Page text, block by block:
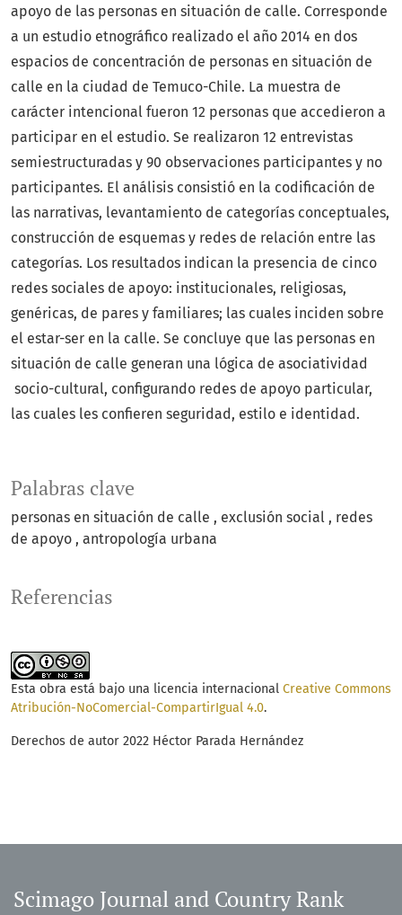
Palabras clave
personas en situación de calle exclusión social
redes
de apoyo
antropología urbana
apoyo de las personas en situación de calle. Corresponde
a un estudio etnográfico realizado el año 2014 en dos
espacios de concentración de personas en situación de
calle en la ciudad de Temuco-Chile. La muestra de
carácter intencional fueron 12 personas que accedieron a
participar en el estudio. Se realizaron 12 entrevistas
semiestructuradas y 90 observaciones participantes y no
participantes. El análisis consistió en la codificación de
las narrativas, levantamiento de categorías conceptuales,
construcción de esquemas y redes de relación entre las
categorías. Los resultados indican la presencia de cinco
redes sociales de apoyo: institucionales, religiosas,
genéricas, de pares y familiares; las cuales inciden sobre
el estar-ser en la calle. Se concluye que las personas en
situación de calle generan una lógica de asociatividad
socio-cultural, configurando redes de apoyo particular,
las cuales les confieren seguridad, estilo e identidad.
Referencias
Esta obra está bajo una licencia internacional Creative Commons
Atribución-NoComercial-CompartirIgual 4.0.
Derechos de autor 2022 Héctor Parada Hernández
Scimago Journal and Country Rank